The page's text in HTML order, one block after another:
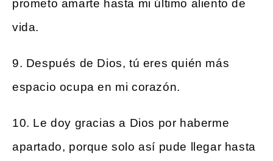
prometo amarte hasta mi último aliento de
vida.
9. Después de Dios, tú eres quién más
espacio ocupa en mi corazón.
10. Le doy gracias a Dios por haberme
apartado, porque solo así pude llegar hasta